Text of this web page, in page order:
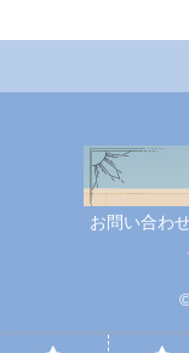
お問い合わ